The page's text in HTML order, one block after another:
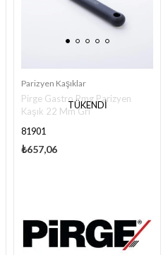
TÜKENDI
Parizyen Kaşıklar
Pirge Gastro Pmg Parizyen
Kaşık 22 Mm Gri
81901
₺657,06